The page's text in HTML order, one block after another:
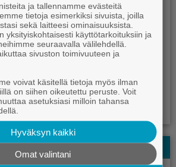
ja tallennamme evästeitä
tietoja esimerkiksi sivuista, joilla
sekä laitteesi ominaisuuksista.
yksityiskohtaisesti käyttötarkoituksiin ja
seuraavalla välilehdellä.
sivuston toimivuuteen ja
voivat käsitellä tietoja myös ilman
on siihen oikeutettu peruste. Voit
asetuksiasi milloin tahansa
Hyväksyn kaikki
Omat valintani